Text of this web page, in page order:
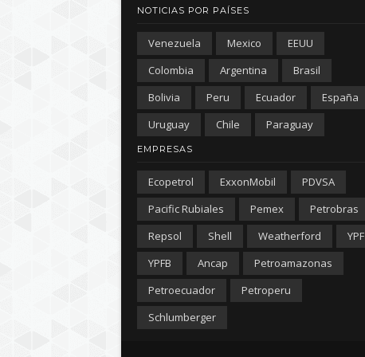
NOTICIAS POR PAÍSES
Venezuela Mexico
EEUU
Colombia
Argentina
Brasil
Bolivia
Peru Ecuador
España
Uruguay
Chile Paraguay
EMPRESAS
Ecopetrol ExxonMobil
PDVSA
Pacific Rubiales
Pemex
Petrobras
Repsol
Shell Weatherford
YPF
YPFB
Ancap
Petroamazonas
Petroecuador
Petroperu
Schlumberger